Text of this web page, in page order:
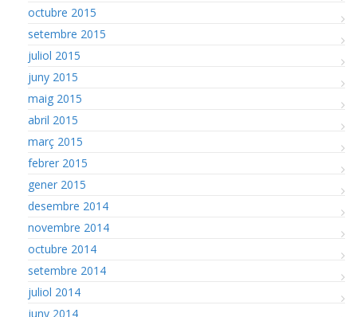
octubre 2015
setembre 2015
juliol 2015
juny 2015
maig 2015
abril 2015
març 2015
febrer 2015
gener 2015
desembre 2014
novembre 2014
octubre 2014
setembre 2014
juliol 2014
juny 2014